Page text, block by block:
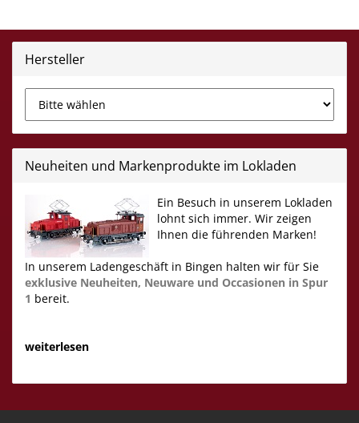
Hersteller
Neuheiten und Markenprodukte im Lokladen
Ein Besuch in unserem Lokladen
lohnt sich immer. Wir zeigen
Ihnen die führenden Marken!
In unserem Ladengeschäft in Bingen halten wir für Sie
exklusive Neuheiten, Neuware und Occasionen in Spur
1 bereit.
weiterlesen